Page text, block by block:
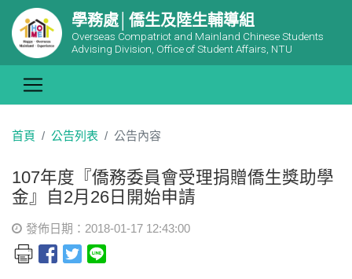
學務處│僑生及陸生輔導組
Overseas Compatriot and Mainland Chinese Students
Advising Division, Office of Student Affairs, NTU
首頁 公告列表 公告內容
107年度『僑務委員會受理捐贈僑生獎助學
金』自2月26日開始申請
發佈日期：2018-01-17 12:43:00